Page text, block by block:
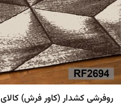
روفرشی کشدار (کاور فرش) کالای